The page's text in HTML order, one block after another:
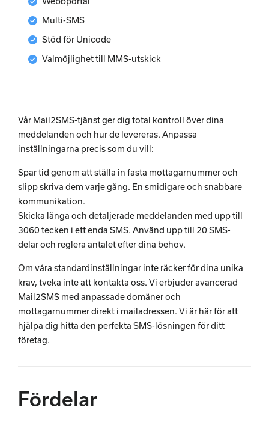
check_circle Multi-SMS
check_circle Stöd för Unicode
check_circle Valmöjlighet till MMS-utskick
Vår Mail2SMS-tjänst ger dig total kontroll över dina
meddelanden och hur de levereras. Anpassa
inställningarna precis som du vill:
Spar tid genom att ställa in fasta mottagarnummer och
slipp skriva dem varje gång. En smidigare och snabbare
kommunikation.
Skicka långa och detaljerade meddelanden med upp till
3060 tecken i ett enda SMS. Använd upp till 20 SMS-
delar och reglera antalet efter dina behov.
Om våra standardinställningar inte räcker för dina unika
krav, tveka inte att kontakta oss. Vi erbjuder avancerad
Mail2SMS med anpassade domäner och
mottagarnummer direkt i mailadressen. Vi är här för att
hjälpa dig hitta den perfekta SMS-lösningen för ditt
företag.
Fördelar